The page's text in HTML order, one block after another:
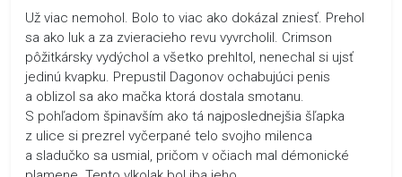
Už viac nemohol. Bolo to viac ako dokázal zniesť. Prehol
sa ako luk a za zvieracieho revu vyvrcholil. Crimson
pôžitkársky vydýchol a všetko prehltol, nenechal si ujsť
jedinú kvapku. Prepustil Dagonov ochabujúci penis
a oblizol sa ako mačka ktorá dostala smotanu.
S pohľadom špinavším ako tá najposlednejšia šľapka
z ulice si prezrel vyčerpané telo svojho milenca
a sladučko sa usmial, pričom v očiach mal démonické